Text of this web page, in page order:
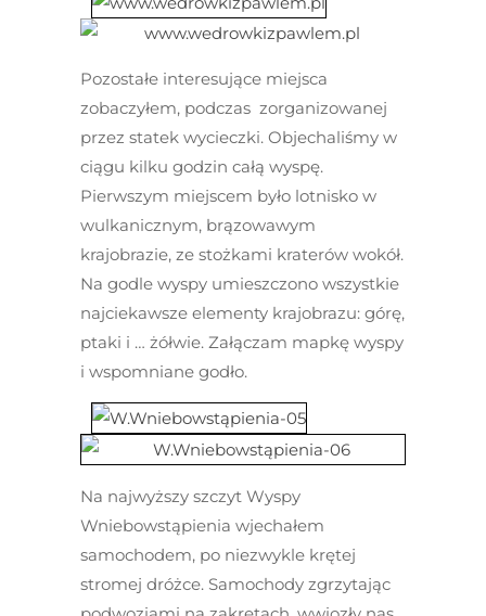
Pozostałe interesujące miejsca
zobaczyłem, podczas zorganizowanej
przez statek wycieczki. Objechaliśmy w
ciągu kilku godzin całą wyspę.
Pierwszym miejscem było lotnisko w
wulkanicznym, brązowawym
krajobrazie, ze stożkami kraterów wokół.
Na godle wyspy umieszczono wszystkie
najciekawsze elementy krajobrazu: górę,
ptaki i … żółwie. Załączam mapkę wyspy
i wspomniane godło.
Na najwyższy szczyt Wyspy
Wniebowstąpienia wjechałem
samochodem, po niezwykle krętej
stromej dróżce. Samochody zgrzytając